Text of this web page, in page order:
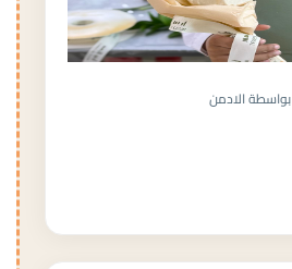
بواسطة الادمن